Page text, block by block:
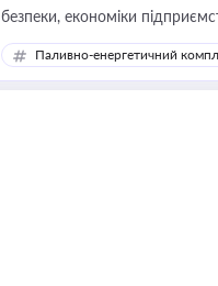
безпеки, економіки
Паливно-енергетичний